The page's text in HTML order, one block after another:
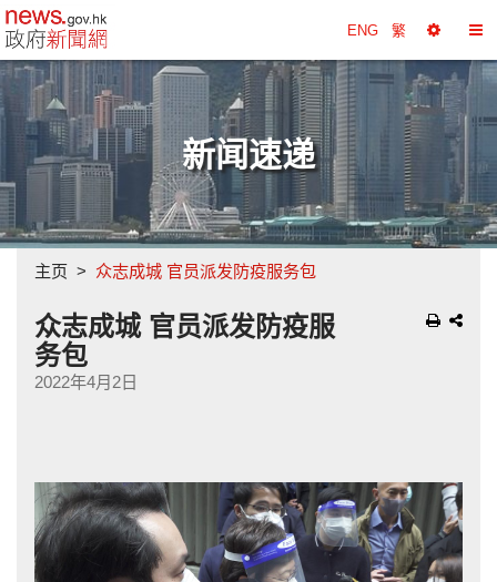
政府新闻网主页 ENG 繁
择
工
具
换
录
新闻速递
主页 众志成城 官员派发防疫服务包
众志成城 官员派发防疫服
务包
2022年4月2日